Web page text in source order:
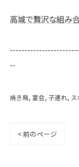
高城で贅沢な組み
--
焼き鳥 宴会 子連れ ス
< 前のページ